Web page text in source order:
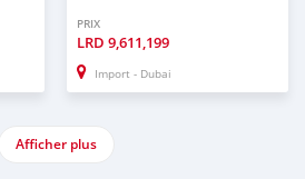
PRIX
LRD 9,611,199
Import - Dubai
Afficher plus